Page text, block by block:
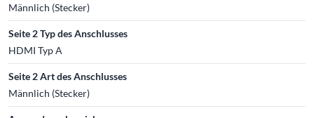
Männlich (Stecker)
Seite 2 Typ des Anschlusses
HDMI Typ A
Seite 2 Art des Anschlusses
Männlich (Stecker)